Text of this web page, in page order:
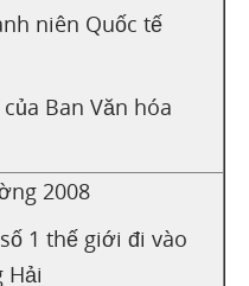
niên Quốc tế
Ban Văn hóa
2008
1 thế giới đi vào
Hải